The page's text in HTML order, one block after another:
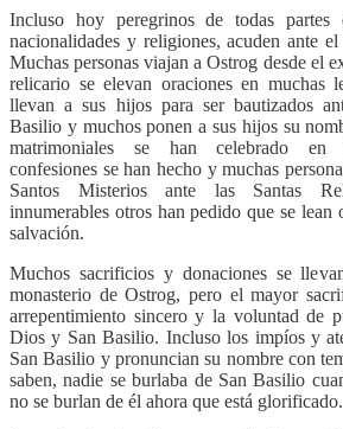
Incluso hoy peregrinos de todas
nacionalidades y religiones, acuden ante
Muchas personas viajan a Ostrog desde el
relicario se elevan oraciones en muchas
llevan a sus hijos para ser bautizados
Basilio y muchos ponen a sus hijos su
matrimoniales se han celebrado en
confesiones se han hecho y muchas
Santos Misterios ante las Santas
innumerables otros han pedido que se lean
salvación.
Muchos sacrificios y donaciones se
monasterio de Ostrog, pero el mayor
arrepentimiento sincero y la voluntad de
Dios y San Basilio. Incluso los impíos y
San Basilio y pronuncian su nombre con
saben, nadie se burlaba de San Basilio
no se burlan de él ahora que está glorificado.